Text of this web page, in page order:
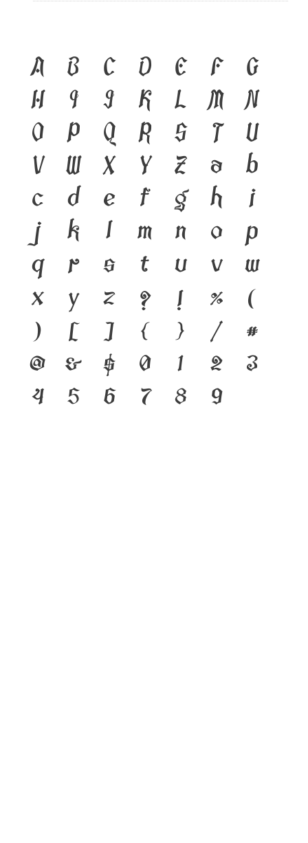
A B C D E F
G
H
I J K L M N
O
P Q R S T
U
V
W X Y Z a
b
c
d e f g h
i
j
k l m n o
p
q
r s t u v
w
x
y z ? ! %
(
)
[ ] { } /
#
@ & $ 0 1 2
3
4
5 6 7 8 9